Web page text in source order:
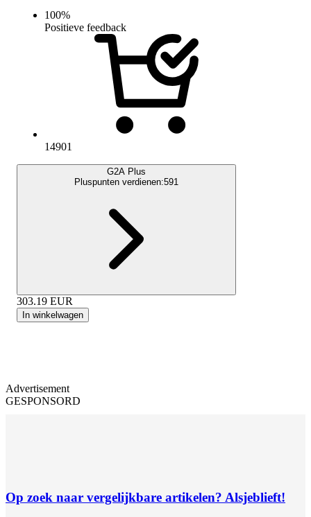
100%
Positieve feedback
14901
G2A Plus
Pluspunten verdienen:591
303.19 EUR
In winkelwagen
Advertisement
GESPONSORD
Op zoek naar vergelijkbare artikelen? Alsjeblieft!